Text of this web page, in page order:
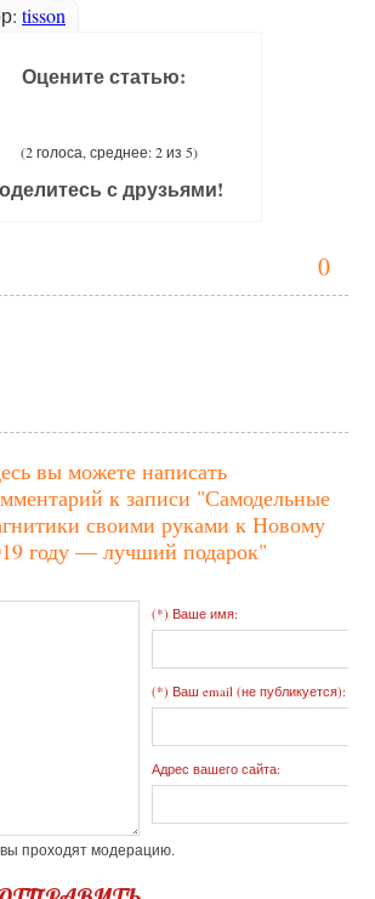
0
tisson
Оцените статью:
(2 голоса, среднее: 2 из 5)
с друзьями!
вы можете написать
к записи "Самодельные
своими руками к Новому
году — лучший подарок"
(*) Ваше имя:
(*) Ваш email (не публикуется):
Адрес вашего сайта:
проходят модерацию.